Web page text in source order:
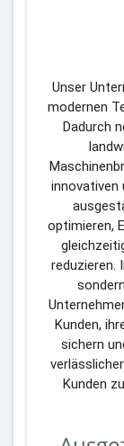
Unser
modernen
Dadurch
innovativen
optimieren,
reduzieren.
Kunden,
sichern
Kunden